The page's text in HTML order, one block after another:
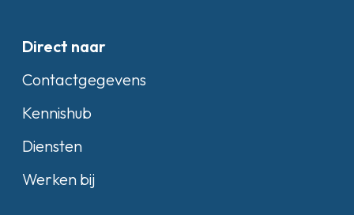
Direct naar
Contactgegevens
Kennishub
Diensten
Werken bij